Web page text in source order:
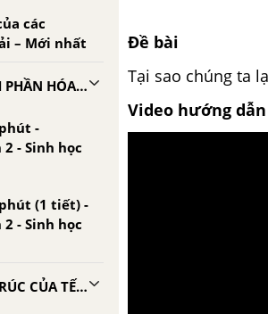
các
– Mới nhất
CHƯƠNG I. THÀNH PHẦN HÓA HỌC CỦA TẾ BÀO
-
- Sinh học
(1 tiết) -
- Sinh học
CHƯƠNG II. CẤU TRÚC CỦA TẾ BÀO
Đề bài
Tại sao chúng ta
Video hướng